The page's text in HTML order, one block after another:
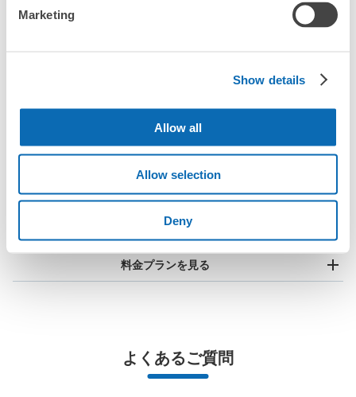
Marketing
Show details
Allow all
Allow selection
Deny
以上の預け場所
コインロッカー
代わりにお預け
荷物もOK
使い方を見る
スマホからお店と日時を
指定して事前予約
4つの特徴を見る
全国1,000箇所以上と提携
料金プランを見る
最大辺が45cm未満の大きさのお荷物（リュック、ハンド
バッグ、お手荷物など）
よくあるご質問